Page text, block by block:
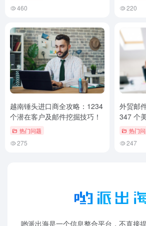
460 220
越南锤头进口商全攻略：1234
个潜在客户及邮件挖掘技巧！
热门问题
275
外贸邮
347 个
热门
247
哟派出海是一个信息整合平台，不直接